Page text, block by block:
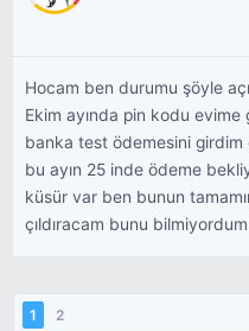
Hocam ben durumu şöyle
Ekim ayında pin kodu
banka test ödemesini girdim
bu ayın 25 inde ödeme
küsür var ben bunun
çıldıracam bunu
1 2